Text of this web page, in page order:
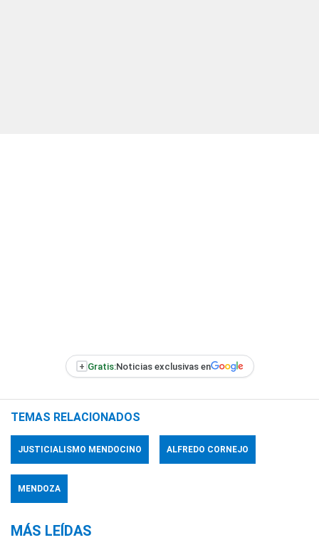
+ Gratis:Noticias exclusivas en
TEMAS RELACIONADOS
JUSTICIALISMO MENDOCINO ALFREDO CORNEJO
MENDOZA
MÁS LEÍDAS